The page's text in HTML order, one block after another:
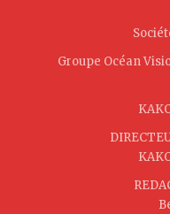
Groupe Océan